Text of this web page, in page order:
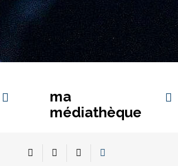
ma
médiathèque